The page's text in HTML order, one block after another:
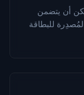
أن يتضمن
للبطاقة